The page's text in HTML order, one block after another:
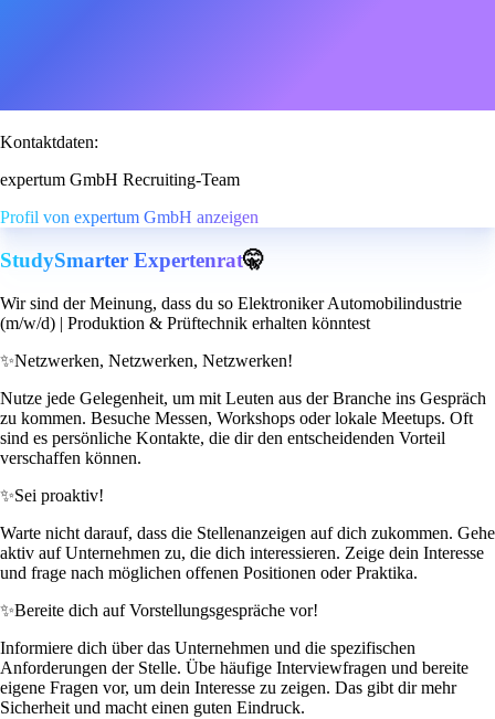
Kontaktdaten:
expertum GmbH Recruiting-Team
Profil von expertum GmbH anzeigen
StudySmarter Expertenrat🤫
Wir sind der Meinung, dass du so Elektroniker Automobilindustrie
(m/w/d) | Produktion & Prüftechnik erhalten könntest
✨Netzwerken, Netzwerken, Netzwerken!
Nutze jede Gelegenheit, um mit Leuten aus der Branche ins Gespräch
zu kommen. Besuche Messen, Workshops oder lokale Meetups. Oft
sind es persönliche Kontakte, die dir den entscheidenden Vorteil
verschaffen können.
✨Sei proaktiv!
Warte nicht darauf, dass die Stellenanzeigen auf dich zukommen. Gehe
aktiv auf Unternehmen zu, die dich interessieren. Zeige dein Interesse
und frage nach möglichen offenen Positionen oder Praktika.
✨Bereite dich auf Vorstellungsgespräche vor!
Informiere dich über das Unternehmen und die spezifischen
Anforderungen der Stelle. Übe häufige Interviewfragen und bereite
eigene Fragen vor, um dein Interesse zu zeigen. Das gibt dir mehr
Sicherheit und macht einen guten Eindruck.